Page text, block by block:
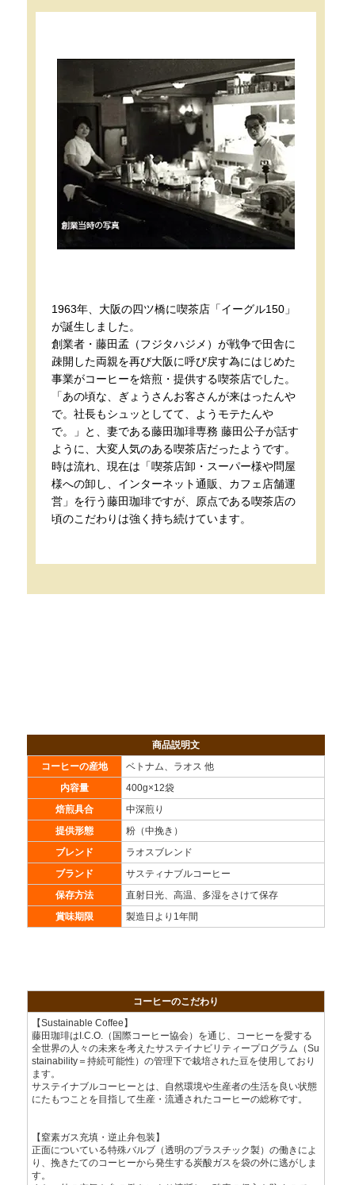
1963年、大阪の四ツ橋に喫茶店「イーグル150」
が誕生しました。
創業者・藤田孟（フジタハジメ）が戦争で田舎に
疎開した両親を再び大阪に呼び戻す為にはじめた
事業がコーヒーを焙煎・提供する喫茶店でした。
「あの頃な、ぎょうさんお客さんが来はったんや
で。社長もシュッとしてて、ようモテたんや
で。」と、妻である藤田珈琲専務 藤田公子が話す
ように、大変人気のある喫茶店だったようです。
時は流れ、現在は「喫茶店卸・スーパー様や問屋
様への卸し、インターネット通販、カフェ店舗運
営」を行う藤田珈琲ですが、原点である喫茶店の
頃のこだわりは強く持ち続けています。
商品説明文
コーヒーの産地
ベトナム、ラオス 他
内容量
400g×12袋
焙煎具合
中深煎り
提供形態
粉（中挽き）
ブレンド
ラオスブレンド
ブランド
サスティナブルコーヒー
保存方法
直射日光、高温、多湿をさけて保存
賞味期限
製造日より1年間
コーヒーのこだわり
【Sustainable Coffee】
藤田珈琲はI.C.O.（国際コーヒー協会）を通じ、コーヒーを愛する
全世界の人々の未来を考えたサステイナビリティープログラム（Su
stainability＝持続可能性）の管理下で栽培された豆を使用しており
ます。
サステイナブルコーヒーとは、自然環境や生産者の生活を良い状態
にたもつことを目指して生産・流通されたコーヒーの総称です。
【窒素ガス充填・逆止弁包装】
正面についている特殊バルブ（透明のプラスチック製）の働きによ
り、挽きたてのコーヒーから発生する炭酸ガスを袋の外に逃がしま
す。